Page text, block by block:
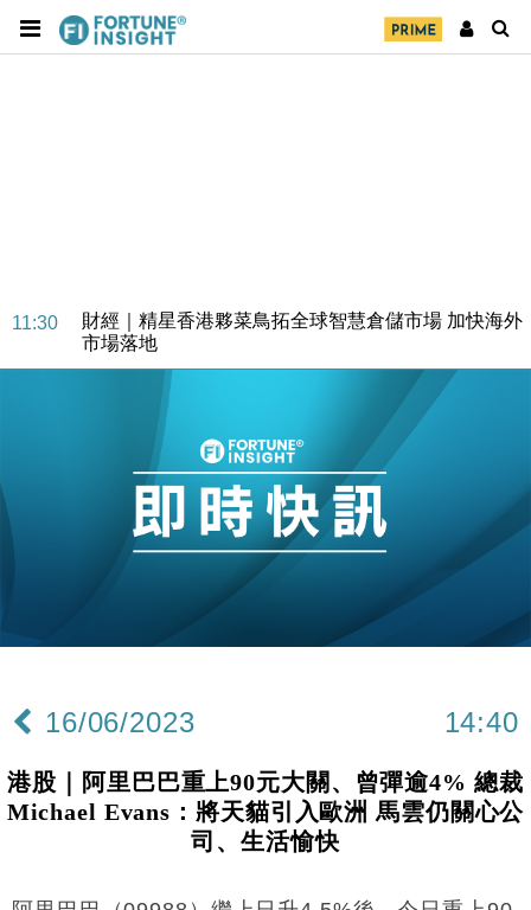
11:30
財經｜精星香港夥菜鳥拓全球智慧倉儲市場 加快海外
市場落地
地產｜大酒店中期轉賺2300萬元 斥21億翻新香港及
國際｜特朗普赴洛杉磯高球場活動前 男子攜槍彈被捕
財經｜香港7月PMI回落至51 企業擴張放慢兼縮減人
11:40
財經｜黑石傳再籌逾360億美元 支援Anthropic租用
財經｜美商務部擬擴大金屬關稅範圍 14類產品或加徵
17:40
財經｜本港6月零售額連升14個月 珠寶鐘錶銷售升勢
16:33
財經｜滙控重啟最多10億美元回購 派息比率目標維持
50%
財經｜SA售股自救後再出手 斥4億美元押注未上市公
16/06/2023 14:40
港股｜阿里巴巴重上90元大關、曾彈逾4% 總裁
Michael Evans：將天貓引入歐洲 馬雲仍關心公
司、生活愉快